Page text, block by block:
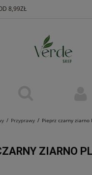
Przyprawy Pieprz czarny ziarno
8,99ZŁ
ZIARNO